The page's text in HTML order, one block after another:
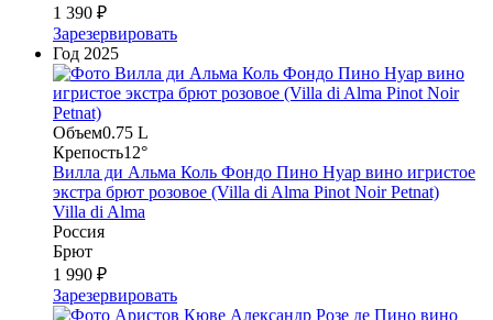
1 390 ₽
Зарезервировать
Год 2025
Объем0.75 L
Крепость12°
Вилла ди Альма Коль Фондо Пино Нуар вино игристое
экстра брют розовое (Villa di Alma Pinot Noir Petnat)
Villa di Alma
Россия
Брют
1 990 ₽
Зарезервировать